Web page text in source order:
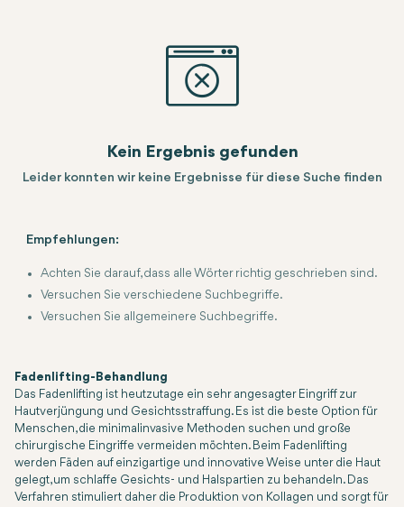
WhatsApp
Kein Ergebnis gefunden
Leider konnten wir keine Ergebnisse für diese Suche finden
Empfehlungen:
Achten Sie darauf, dass alle Wörter richtig geschrieben sind.
Versuchen Sie verschiedene Suchbegriffe.
Versuchen Sie allgemeinere Suchbegriffe.
Fadenlifting-Behandlung
Das Fadenlifting ist heutzutage ein sehr angesagter Eingriff zur
Hautverjüngung und Gesichtsstraffung. Es ist die beste Option für
Menschen, die minimalinvasive Methoden suchen und große
chirurgische Eingriffe vermeiden möchten. Beim Fadenlifting
werden Fäden auf einzigartige und innovative Weise unter die Haut
gelegt, um schlaffe Gesichts- und Halspartien zu behandeln. Das
Verfahren stimuliert daher die Produktion von Kollagen und sorgt für